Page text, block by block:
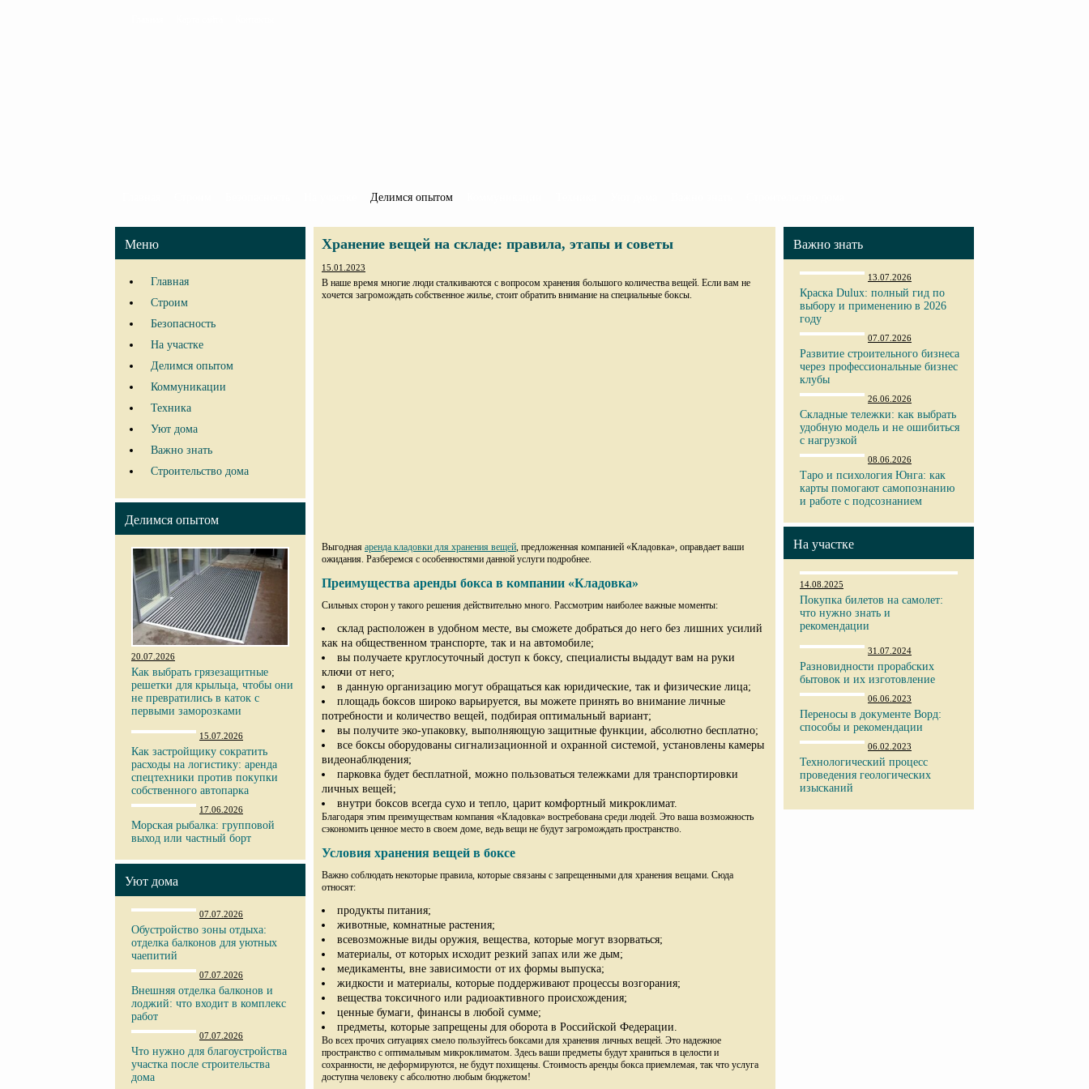
Делимся опытом
Меню
Главная
Строим
Безопасность
На участке
Делимся опытом
Коммуникации
Техника
Уют дома
Важно знать
Строительство дома
Делимся опытом
20.07.2026
Как выбрать грязезащитные
решетки для крыльца, чтобы они
не превратились в каток с
первыми заморозками
15.07.2026
Как застройщику сократить
расходы на логистику: аренда
спецтехники против покупки
собственного автопарка
17.06.2026
Морская рыбалка: групповой
выход или частный борт
Уют дома
07.07.2026
Обустройство зоны отдыха:
отделка балконов для уютных
чаепитий
07.07.2026
Внешняя отделка балконов и
лоджий: что входит в комплекс
работ
07.07.2026
Что нужно для благоустройства
участка после строительства
дома
Важно знать
13.07.2026
Краска Dulux: полный гид по
выбору и применению в 2026
году
07.07.2026
Развитие строительного бизнеса
через профессиональные бизнес
клубы
26.06.2026
Складные тележки: как выбрать
удобную модель и не ошибиться
с нагрузкой
08.06.2026
Таро и психология Юнга: как
карты помогают самопознанию
и работе с подсознанием
На участке
14.08.2025
Покупка билетов на самолет:
что нужно знать и
рекомендации
31.07.2024
Разновидности прорабских
бытовок и их изготовление
06.06.2023
Переносы в документе Ворд:
способы и рекомендации
06.02.2023
Технологический процесс
проведения геологических
изысканий
Хранение вещей на складе: правила, этапы и советы
15.01.2023
В наше время многие люди сталкиваются с вопросом хранения большого количества вещей. Если вам не
хочется загромождать собственное жилье, стоит обратить внимание на специальные боксы.
Выгодная аренда кладовки для хранения вещей, предложенная компанией «Кладовка», оправдает ваши
ожидания. Разберемся с особенностями данной услуги подробнее.
Преимущества аренды бокса в компании «Кладовка»
Сильных сторон у такого решения действительно много. Рассмотрим наиболее важные моменты:
склад расположен в удобном месте, вы сможете добраться до него без лишних усилий
как на общественном транспорте, так и на автомобиле;
вы получаете круглосуточный доступ к боксу, специалисты выдадут вам на руки
ключи от него;
в данную организацию могут обращаться как юридические, так и физические лица;
площадь боксов широко варьируется, вы можете принять во внимание личные
потребности и количество вещей, подбирая оптимальный вариант;
вы получите эко-упаковку, выполняющую защитные функции, абсолютно бесплатно;
все боксы оборудованы сигнализационной и охранной системой, установлены камеры
видеонаблюдения;
парковка будет бесплатной, можно пользоваться тележками для транспортировки
личных вещей;
внутри боксов всегда сухо и тепло, царит комфортный микроклимат.
Благодаря этим преимуществам компания «Кладовка» востребована среди людей. Это ваша возможность
сэкономить ценное место в своем доме, ведь вещи не будут загромождать пространство.
Условия хранения вещей в боксе
Важно соблюдать некоторые правила, которые связаны с запрещенными для хранения вещами. Сюда
относят:
продукты питания;
животные, комнатные растения;
всевозможные виды оружия, вещества, которые могут взорваться;
материалы, от которых исходит резкий запах или же дым;
медикаменты, вне зависимости от их формы выпуска;
жидкости и материалы, которые поддерживают процессы возгорания;
вещества токсичного или радиоактивного происхождения;
ценные бумаги, финансы в любой сумме;
предметы, которые запрещены для оборота в Российской Федерации.
Во всех прочих ситуациях смело пользуйтесь боксами для хранения личных вещей. Это надежное
пространство с оптимальным микроклиматом. Здесь ваши предметы будут храниться в целости и
сохранности, не деформируются, не будут похищены. Стоимость аренды бокса приемлемая, так что услуга
доступна человеку с абсолютно любым бюджетом!